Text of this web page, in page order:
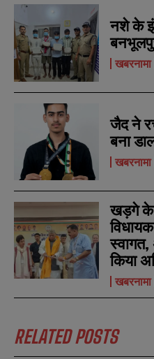
N
a
m
e
*
E
m
a
i
l
*
N
u
m
b
e
r
s
N
a
m
e
*
E
m
a
i
l
*
N
u
m
b
e
r
s
नशे के
खबरनामा
जैद ने
बना
खबरनामा
खड़गे के
किया
खबरनामा
RELATED POSTS